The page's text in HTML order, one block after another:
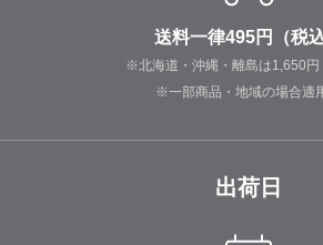
送料一律495円（税込
※北海道・沖縄・離島は1,650円
※一部商品・地域の場合適
出荷日